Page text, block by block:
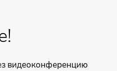
видеоконференцию